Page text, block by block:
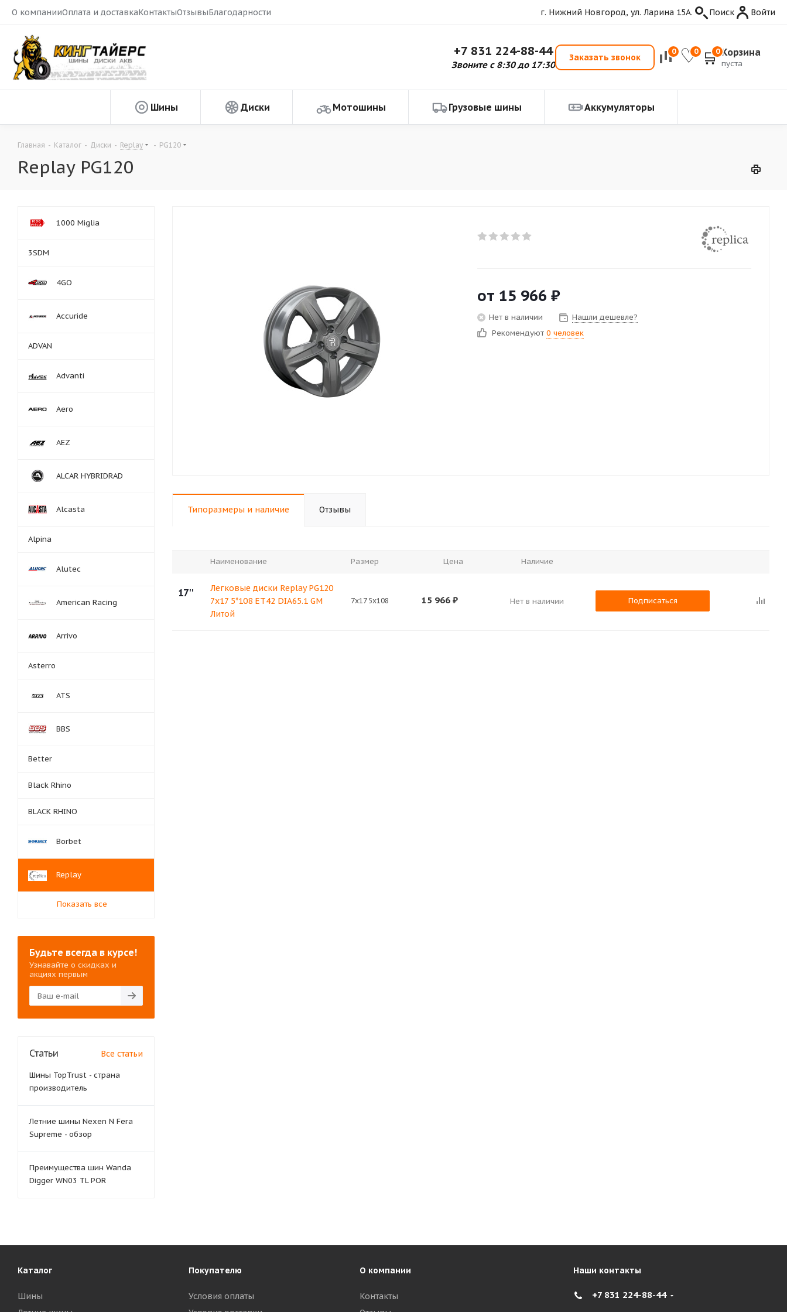
О компанииОплата и доставкаКонтактыОтзывыБлагодарности г. Нижний Новгород, ул. Ларина 15А. Поиск Войти
+7 831 224-88-44
Звоните с 8:30 до 17:30
Заказать звонок
0 0 0 Корзина
пуста
Шины Диски Мотошины Грузовые шины Аккумуляторы
Главная - Каталог - Диски - Replay - PG120
Replay PG120
от 15 966 ₽
Нет в наличии
Нашли дешевле?
Рекомендуют 0 человек
Типоразмеры и наличие Отзывы
Наименование Размер Цена Наличие
17''
Легковые диски Replay PG120
7x17 5*108 ET42 DIA65.1 GM
Литой
7x17 5x108 15 966 ₽ Нет в наличии Подписаться
1000 Miglia
3SDM
4GO
Accuride
ADVAN
Advanti
Aero
AEZ
ALCAR HYBRIDRAD
Alcasta
Alpina
Alutec
American Racing
Arrivo
Asterro
ATS
BBS
Better
Black Rhino
BLACK RHINO
Borbet
Replay
Показать все
Будьте всегда в курсе!
Узнавайте о скидках и
акциях первым
Статьи Все статьи
Шины TopTrust - страна
производитель
Летние шины Nexen N Fera
Supreme - обзор
Преимущества шин Wanda
Digger WN03 TL POR
Каталог
Шины
Покупателю
Условия оплаты
О компании
Контакты
Наши контакты
+7 831 224-88-44